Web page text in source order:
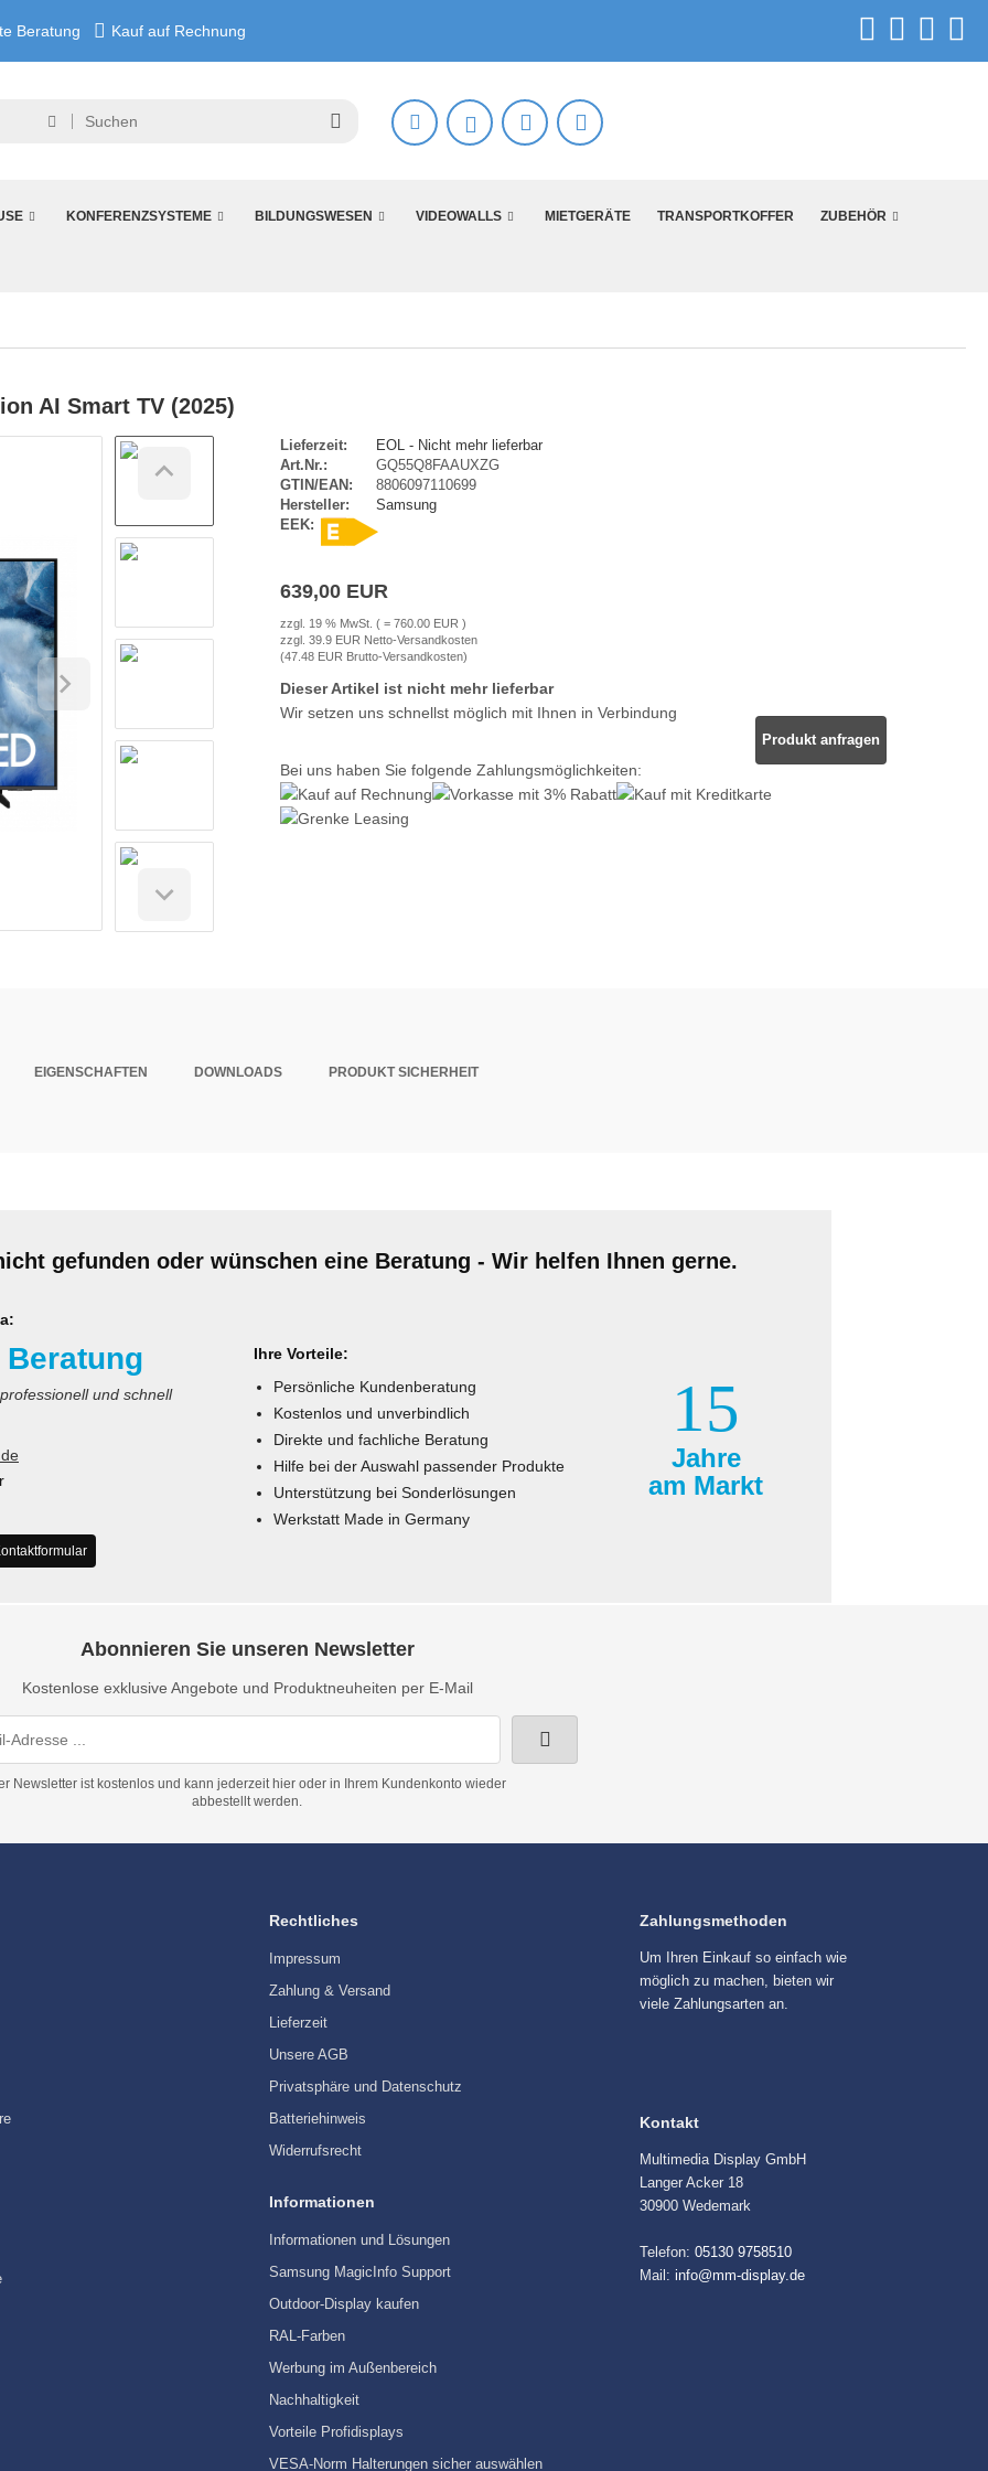
Beratung Kauf auf Rechnung
KONFERENZSYSTEME BILDUNGSWESEN VIDEOWALLS MIETGERÄTE TRANSPORTKOFFER ZUBEHÖR
AI Smart TV (2025)
Lieferzeit:
EOL - Nicht mehr lieferbar
Art.Nr.:
GQ55Q8FAAUXZG
GTIN/EAN:
8806097110699
Hersteller:
Samsung
EEK:
639,00 EUR
zzgl. 19 % MwSt. ( = 760.00 EUR )
zzgl. 39.9 EUR Netto-Versandkosten
(47.48 EUR Brutto-Versandkosten)
Dieser Artikel ist nicht mehr lieferbar
Produkt anfragen
Wir setzen uns schnellst möglich mit Ihnen in Verbindung
Bei uns haben Sie folgende Zahlungsmöglichkeiten:
EIGENSCHAFTEN DOWNLOADS PRODUKT SICHERHEIT
gefunden oder wünschen eine Beratung - Wir helfen Ihnen gerne.
und schnell
Ihre Vorteile:
Persönliche Kundenberatung
Kostenlos und unverbindlich
Direkte und fachliche Beratung
Hilfe bei der Auswahl passender Produkte
Unterstützung bei Sonderlösungen
Werkstatt Made in Germany
15
Jahre
am Markt
Abonnieren Sie unseren Newsletter
Kostenlose exklusive Angebote und Produktneuheiten per E-Mail
Newsletter ist kostenlos und kann jederzeit hier oder in Ihrem Kundenkonto wieder
abbestellt werden.
Rechtliches
Impressum
Zahlung & Versand
Lieferzeit
Unsere AGB
Privatsphäre und Datenschutz
Batteriehinweis
Widerrufsrecht
Informationen
Informationen und Lösungen
Samsung MagicInfo Support
Outdoor-Display kaufen
RAL-Farben
Werbung im Außenbereich
Nachhaltigkeit
Vorteile Profidisplays
VESA-Norm Halterungen sicher auswählen
Zahlungsmethoden
Um Ihren Einkauf so einfach wie
möglich zu machen, bieten wir
viele Zahlungsarten an.
Kontakt
Multimedia Display GmbH
Langer Acker 18
30900 Wedemark
Telefon: 05130 9758510
Mail: info@mm-display.de